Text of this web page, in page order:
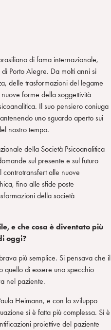
di fama internazionale,
Porto Alegre. Da molti anni si
delle trasformazioni del legame
forme della soggettività
Il suo pensiero coniuga
uno sguardo aperto sui
nostro tempo.
della Società Psicoanalitica
sul presente e sul futuro
alle nuove
fino alle sfide poste
della società
e che cosa è diventato più
oggi?
più semplice. Si pensava che il
quello di essere uno specchio
nel paziente.
Heimann, e con lo sviluppo
si è fatta più complessa. Si è
proiettive del paziente